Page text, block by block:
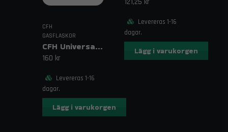
CFH
GASFLASKOR
CFH Universal Gas UG 440 g
160 kr
Levereras 1-16
dagar.
Lägg i varukorgen
121,25 kr
Levereras 1-16
dagar.
Lägg i varukorgen